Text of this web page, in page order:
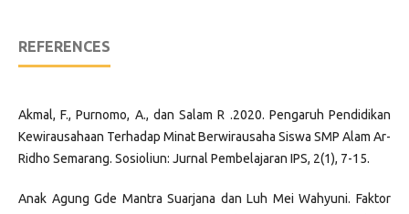
REFERENCES
Akmal, F., Purnomo, A., dan Salam R .2020. Pengaruh Pendidikan
Kewirausahaan Terhadap Minat Berwirausaha Siswa SMP Alam Ar-
Ridho Semarang. Sosioliun: Jurnal Pembelajaran IPS, 2(1), 7-15.
Anak Agung Gde Mantra Suarjana dan Luh Mei Wahyuni. Faktor